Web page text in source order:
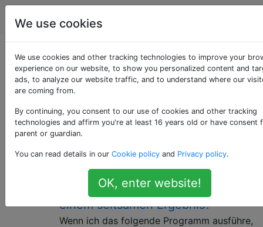
Programmierung
Als «date» getaggte
Fragen
Ein Datum ist eine Referenz auf einen bestimmten Tag,
der in einem Kalendersystem dargestellt wird, und
Warum führt das Subtrahieren
dieser beiden Male (1927) zu
einem seltsamen Ergebnis?
Wenn ich das folgende Programm ausführe,
We use cookies
We use cookies and other tracking technologies to improve your
experience on our website, to show you personalized content and
ads, to analyze our website traffic, and to understand where our
are coming from.
By continuing, you consent to our use of cookies and other tracking
technologies and affirm you're at least 16 years old or have consent
parent or guardian.
You can read details in our Cookie policy and Privacy policy.
OK, enter website!